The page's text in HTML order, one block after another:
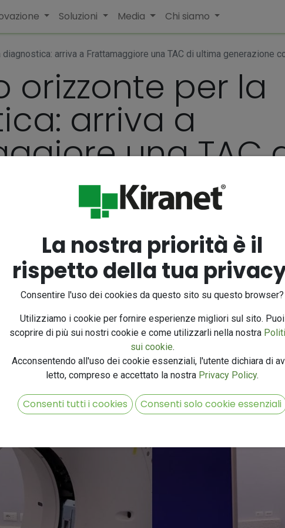
Soluzioni Media Chi siamo
arriva a Frattamaggiore una TAC di ultima generazione
orizzonte per la
arriva a
una TAC
con
La nostra priorità è il
rispetto della tua
Consentire l'uso dei cookies da questo sito su questo browser?
Utilizziamo i cookie per fornire esperienze migliori sul sito. Puoi
scoprire di più sui nostri cookie e come utilizzarli nella nostra
sui cookie.
Acconsentendo all'uso dei cookie essenziali, l'utente dichiara di
letto, compreso e accettato la nostra Privacy Policy.
Consenti tutti i cookies Consenti solo cookie essenziali